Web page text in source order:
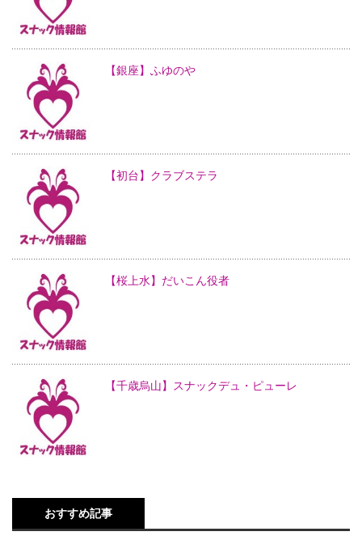
【銀座】ふゆのや
【初台】クラブステラ
【桜上水】だいこん役者
【千歳烏山】スナックデュ・ピューレ
おすすめ記事